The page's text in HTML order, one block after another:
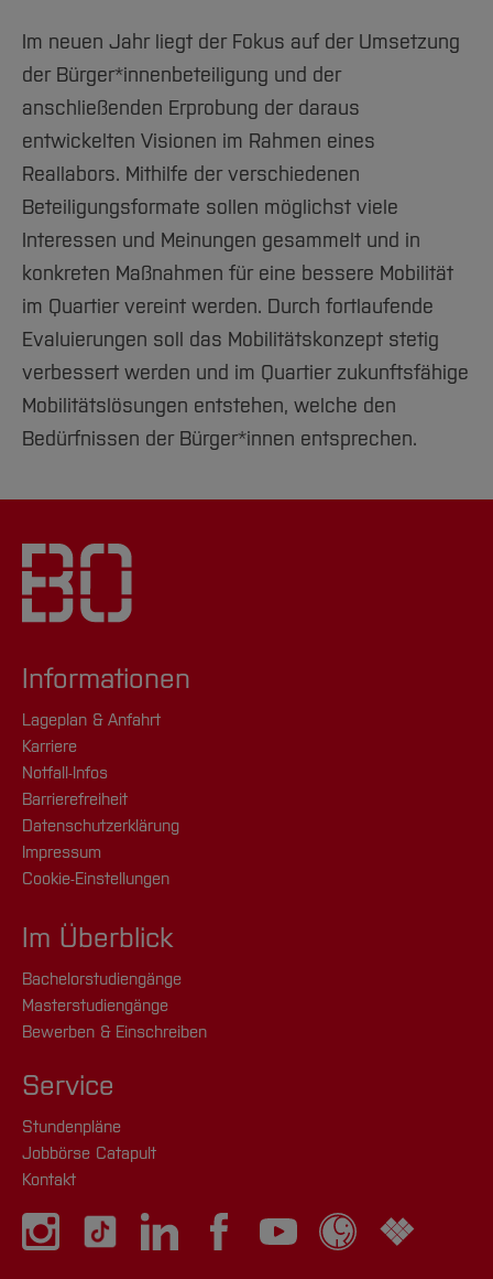
Im neuen Jahr liegt der Fokus auf der Umsetzung
der Bürger*innenbeteiligung und der
anschließenden Erprobung der daraus
entwickelten Visionen im Rahmen eines
Reallabors. Mithilfe der verschiedenen
Beteiligungsformate sollen möglichst viele
Interessen und Meinungen gesammelt und in
konkreten Maßnahmen für eine bessere Mobilität
im Quartier vereint werden. Durch fortlaufende
Evaluierungen soll das Mobilitätskonzept stetig
verbessert werden und im Quartier zukunftsfähige
Mobilitätslösungen entstehen, welche den
Bedürfnissen der Bürger*innen entsprechen.
Informationen
Lageplan & Anfahrt
Karriere
Notfall-Infos
Barrierefreiheit
Datenschutzerklärung
Impressum
Cookie-Einstellungen
Im Überblick
Bachelorstudiengänge
Masterstudiengänge
Bewerben & Einschreiben
Service
Stundenpläne
Jobbörse Catapult
Kontakt